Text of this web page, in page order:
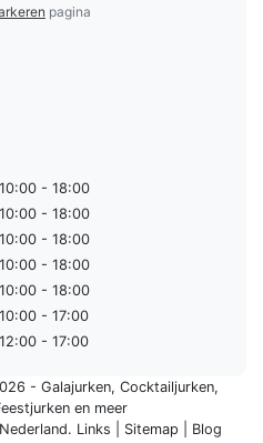
pagina
10:00 - 18:00
10:00 - 18:00
10:00 - 18:00
10:00 - 18:00
10:00 - 18:00
10:00 - 17:00
12:00 - 17:00
- Galajurken, Cocktailjurken,
en meer
. Links Sitemap Blog